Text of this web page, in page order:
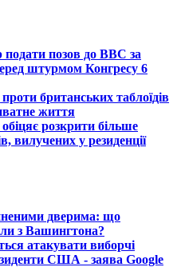
позов до ВВС за
штурмом Конгресу 6
британських таблоїдів
життя
розкрити більше
вилучених у резиденції
дверима: що
з Вашингтона?
атакувати виборчі
США - заява Google